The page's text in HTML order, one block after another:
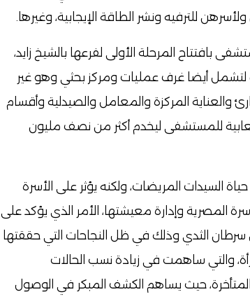
للترفيه ونشر الطاقة الإيجابية، وغيرها.
بافتتاح المرحلة الأولى لفرعها بالشيخ زايد،
لتشمل أيضا غرف عمليات ومركز بحثي وهو غير
والعناية المركزة والمعامل والصيدلية وأقسام
للمستشفى ليخدم أكثر من نصف مليون
السيدات المريضات، ولكنه يؤثر على الأسرة
المصرية وإدارة معيشتها، الأمر الذي يؤكد على
سرطان الثدي وذلك في ظل النجاحات التي حققتها
والتي ساهمت في زيادة نسب الحالات
المتأخرة، حيث يساهم الكشف المبكر في الوصول